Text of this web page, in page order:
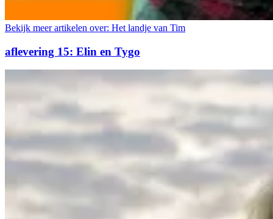
Bekijk meer artikelen over: Het landje van Tim
aflevering 15: Elin en Tygo